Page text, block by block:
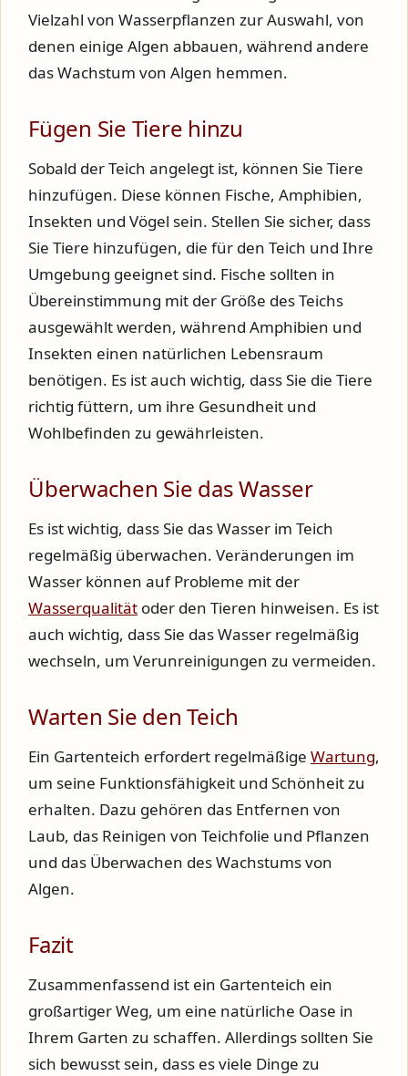
Vielzahl von Wasserpflanzen zur Auswahl, von
denen einige Algen abbauen, während andere
das Wachstum von Algen hemmen.
Fügen Sie Tiere hinzu
Sobald der Teich angelegt ist, können Sie Tiere
hinzufügen. Diese können Fische, Amphibien,
Insekten und Vögel sein. Stellen Sie sicher, dass
Sie Tiere hinzufügen, die für den Teich und Ihre
Umgebung geeignet sind. Fische sollten in
Übereinstimmung mit der Größe des Teichs
ausgewählt werden, während Amphibien und
Insekten einen natürlichen Lebensraum
benötigen. Es ist auch wichtig, dass Sie die Tiere
richtig füttern, um ihre Gesundheit und
Wohlbefinden zu gewährleisten.
Überwachen Sie das Wasser
Es ist wichtig, dass Sie das Wasser im Teich
regelmäßig überwachen. Veränderungen im
Wasser können auf Probleme mit der
Wasserqualität oder den Tieren hinweisen. Es ist
auch wichtig, dass Sie das Wasser regelmäßig
wechseln, um Verunreinigungen zu vermeiden.
Warten Sie den Teich
Ein Gartenteich erfordert regelmäßige Wartung,
um seine Funktionsfähigkeit und Schönheit zu
erhalten. Dazu gehören das Entfernen von
Laub, das Reinigen von Teichfolie und Pflanzen
und das Überwachen des Wachstums von
Algen.
Fazit
Zusammenfassend ist ein Gartenteich ein
großartiger Weg, um eine natürliche Oase in
Ihrem Garten zu schaffen. Allerdings sollten Sie
sich bewusst sein, dass es viele Dinge zu